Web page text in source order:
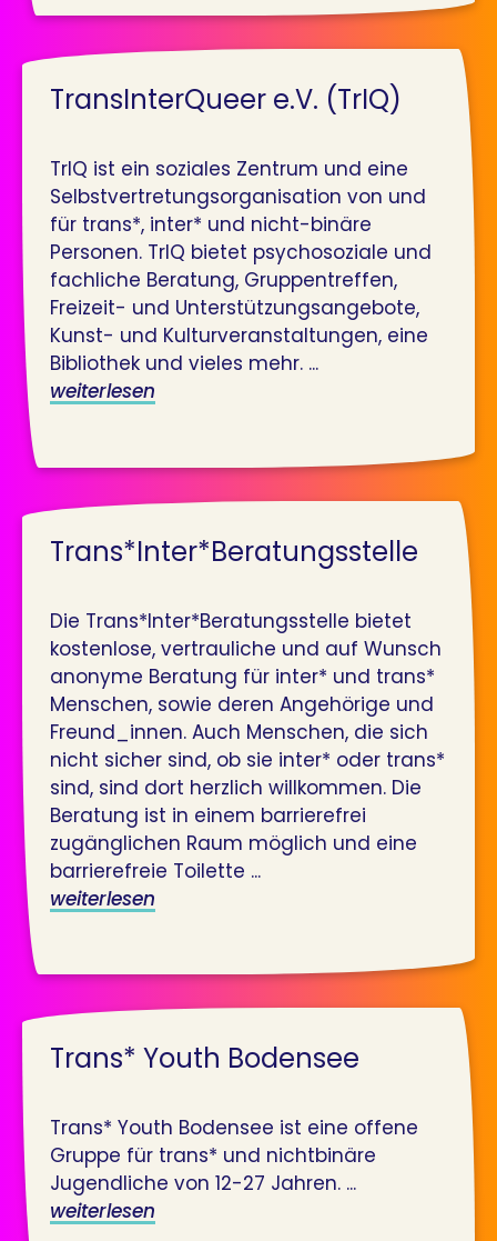
TransInterQueer e.V. (TrIQ)
TrIQ ist ein soziales Zentrum und eine
Selbstvertretungsorganisation von und
für trans*, inter* und nicht-binäre
Personen. TrIQ bietet psychosoziale und
fachliche Beratung, Gruppentreffen,
Freizeit- und Unterstützungsangebote,
Kunst- und Kulturveranstaltungen, eine
Bibliothek und vieles mehr. ...
weiterlesen
Trans*Inter*Beratungsstelle
Die Trans*Inter*Beratungsstelle bietet
kostenlose, vertrauliche und auf Wunsch
anonyme Beratung für inter* und trans*
Menschen, sowie deren Angehörige und
Freund_innen. Auch Menschen, die sich
nicht sicher sind, ob sie inter* oder trans*
sind, sind dort herzlich willkommen. Die
Beratung ist in einem barrierefrei
zugänglichen Raum möglich und eine
barrierefreie Toilette ...
weiterlesen
Trans* Youth Bodensee
Trans* Youth Bodensee ist eine offene
Gruppe für trans* und nichtbinäre
Jugendliche von 12-27 Jahren. ...
weiterlesen